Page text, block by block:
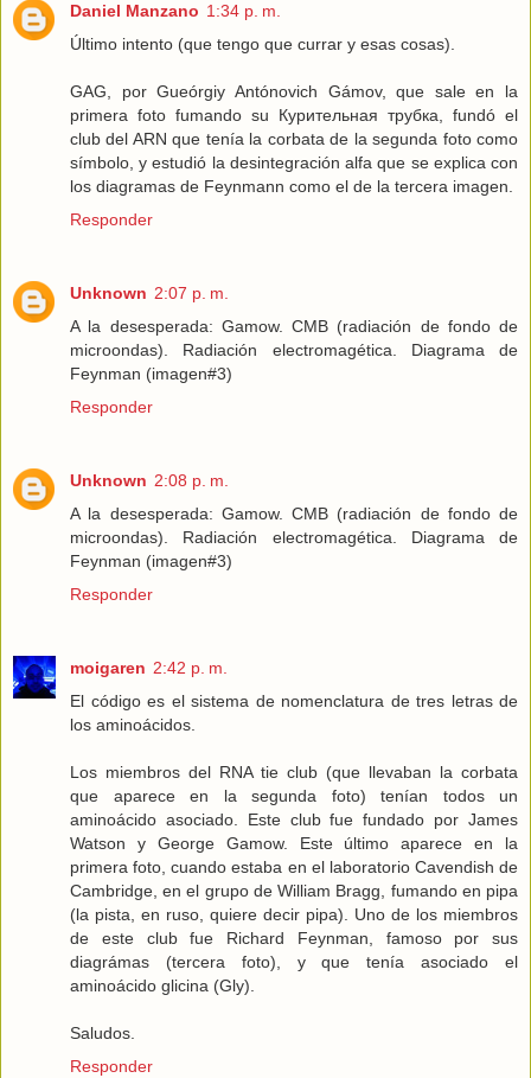
Daniel Manzano 1:34 p. m.
Último intento (que tengo que currar y esas cosas).
GAG, por Gueórgiy Antónovich Gámov, que sale en la
primera foto fumando su Курительная трубка, fundó el
club del ARN que tenía la corbata de la segunda foto como
símbolo, y estudió la desintegración alfa que se explica con
los diagramas de Feynmann como el de la tercera imagen.
Responder
Unknown 2:07 p. m.
A la desesperada: Gamow. CMB (radiación de fondo de
microondas). Radiación electromagética. Diagrama de
Feynman (imagen#3)
Responder
Unknown 2:08 p. m.
A la desesperada: Gamow. CMB (radiación de fondo de
microondas). Radiación electromagética. Diagrama de
Feynman (imagen#3)
Responder
moigaren 2:42 p. m.
El código es el sistema de nomenclatura de tres letras de
los aminoácidos.
Los miembros del RNA tie club (que llevaban la corbata
que aparece en la segunda foto) tenían todos un
aminoácido asociado. Este club fue fundado por James
Watson y George Gamow. Este último aparece en la
primera foto, cuando estaba en el laboratorio Cavendish de
Cambridge, en el grupo de William Bragg, fumando en pipa
(la pista, en ruso, quiere decir pipa). Uno de los miembros
de este club fue Richard Feynman, famoso por sus
diagrámas (tercera foto), y que tenía asociado el
aminoácido glicina (Gly).
Saludos.
Responder